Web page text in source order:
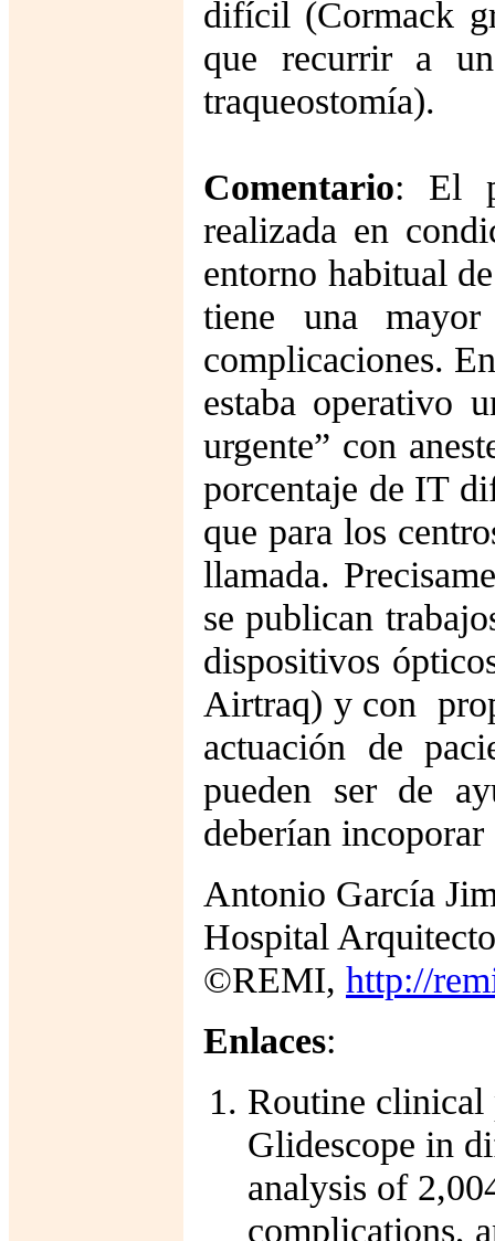
difícil (Cormack
que recurrir a
traqueostomía).
Comentario: El
realizada en
entorno habitual
tiene una
complicaciones.
estaba operativo
urgente” con
porcentaje de IT
que para los
llamada.
se publican
dispositivos
Airtraq) y con
actuación de
pueden ser de
deberían
Antonio García
Hospital
©REMI, http://
Enlaces:
Routine clinical
Glidescope in
analysis of
complications,